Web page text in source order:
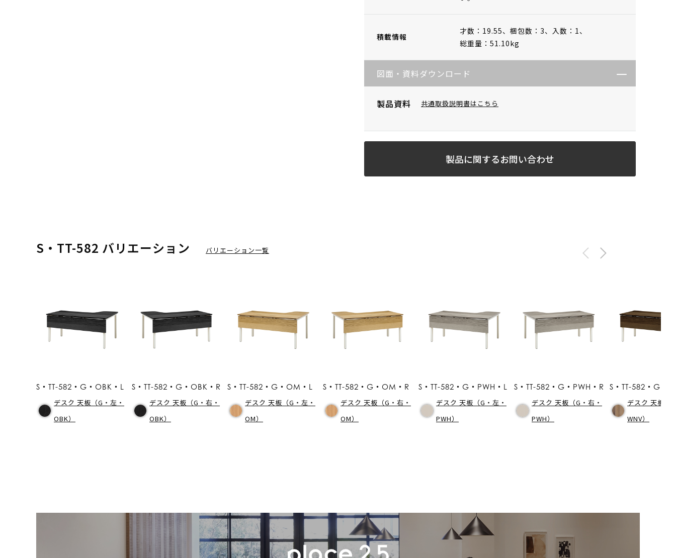
積載情報
才数：19.55、 梱包数：3、 入数：1、
総重量：51.10kg
図面・資料ダウンロード
製品資料 共通取扱説明書はこちら
製品に関するお問い合わせ
S・TT-582 バリエーション バリエーション一覧
S・TT-582・G・OBK・L
デスク 天板（G・左・
OBK）
S・TT-582・G・OBK・R
デスク 天板（G・右・
OBK）
S・TT-582・G・OM・L
デスク 天板（G・左・
OM）
S・TT-582・G・OM・R
デスク 天板（G・右・
OM）
S・TT-582・G・PWH・L
デスク 天板（G・左・
PWH）
S・TT-582・G・PWH・R
デスク 天板（G・右・
PWH）
S・TT-582・G・
デスク 天板（
WNV）